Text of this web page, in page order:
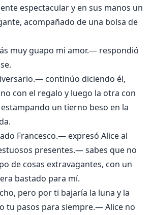
espectacular y en sus manos un
acompañado de una bolsa de
muy guapo mi amor.— respondió
continúo diciendo él,
con el regalo y luego la otra con
un tierno beso en la
Francesco.— expresó Alice al
presentes.— sabes que no
de cosas extravagantes, con un
bastado para mí.
pero por ti bajaría la luna y la
tu pasos para siempre.— Alice no